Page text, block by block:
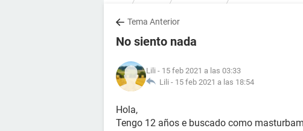
Tema Anterior
No siento nada
Lili - 15 feb 2021 a las 03:33
Lili - 15 feb 2021 a las 18:54
Hola,
Tengo 12 años e buscado como